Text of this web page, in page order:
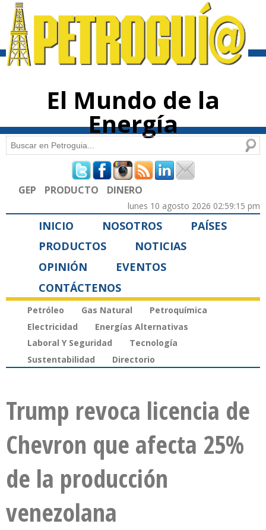
contenido
El Mundo de la
Energía
Formulario de búsqueda
Buscar
GEP PRODUCTO DINERO
lunes 10 agosto 2026 02:59:15 pm
INICIO NOSOTROS
PAÍSES
PRODUCTOS
NOTICIAS
OPINIÓN
EVENTOS
CONTÁCTENOS
Petróleo Gas Natural
Petroquímica
Electricidad
Energías Alternativas
Laboral Y Seguridad
Tecnología
Sustentabilidad
Directorio
Trump revoca licencia de
Chevron que afecta 25%
de la producción
venezolana